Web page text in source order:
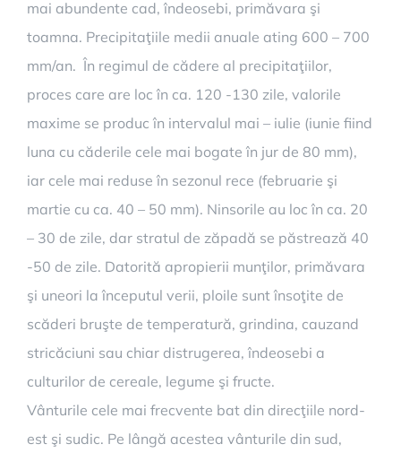
mai abundente cad, îndeosebi, primăvara şi
toamna. Precipitaţiile medii anuale ating 600 – 700
mm/an. În regimul de cădere al precipitaţiilor,
proces care are loc în ca. 120 -130 zile, valorile
maxime se produc în intervalul mai – iulie (iunie fiind
luna cu căderile cele mai bogate în jur de 80 mm),
iar cele mai reduse în sezonul rece (februarie şi
martie cu ca. 40 – 50 mm). Ninsorile au loc în ca. 20
– 30 de zile, dar stratul de zăpadă se păstrează 40
-50 de zile. Datorită apropierii munţilor, primăvara
şi uneori la începutul verii, ploile sunt însoţite de
scăderi bruşte de temperatură, grindina, cauzand
stricăciuni sau chiar distrugerea, îndeosebi a
culturilor de cereale, legume şi fructe.
Vânturile cele mai frecvente bat din direcţiile nord-
est şi sudic. Pe lângă acestea vânturile din sud,